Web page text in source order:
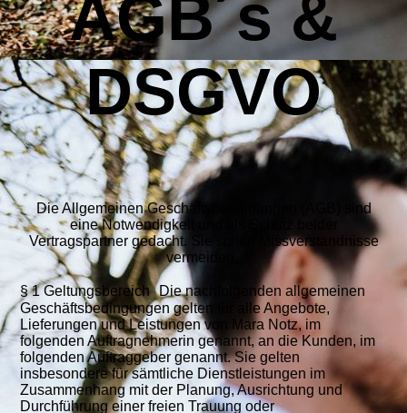
AGB´s &
DSGVO
Die Allgemeinen Geschäftsbedingungen (AGB) sind
eine Notwendigkeit und als Schutz beider
Vertragspartner gedacht.
Sie sollen Missverständnisse
vermeiden.
§ 1 Geltungsbereich Die nachfolgenden allgemeinen
Geschäftsbedingungen gelten für alle Angebote,
Lieferungen und Leistungen von Mara Notz, im
folgenden Auftragnehmerin genannt, an die Kunden, im
folgenden Auftraggeber genannt. Sie gelten
insbesondere für sämtliche Dienstleistungen im
Zusammenhang mit der Planung, Ausrichtung und
Durchführung einer freien Trauung oder